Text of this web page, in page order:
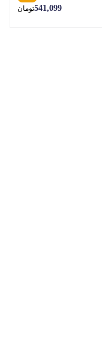
541,099تومان